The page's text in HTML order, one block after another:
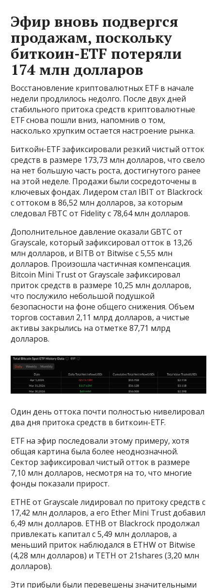
Эфир вновь подвергся
продажам, поскольку
биткоин-ETF потеряли
174 млн долларов
Восстановление криптовалютных ETF в начале
недели продлилось недолго. После двух дней
стабильного притока средств криптовалютные
ETF снова пошли вниз, напомнив о том,
насколько хрупким остается настроение рынка.
Биткойн-ETF зафиксировали резкий чистый отток
средств в размере 173,73 млн долларов, что свело
на нет большую часть роста, достигнутого ранее
на этой неделе. Продажи были сосредоточены в
ключевых фондах. Лидером стал IBIT от Blackrock
с оттоком в 86,52 млн долларов, за которым
следовал FBTC от Fidelity с 78,64 млн долларов.
Дополнительное давление оказали GBTC от
Grayscale, который зафиксировал отток в 13,26
млн долларов, и BITB от Bitwise с 5,55 млн
долларов. Произошла частичная компенсация.
Bitcoin Mini Trust от Grayscale зафиксировал
приток средств в размере 10,25 млн долларов,
что послужило небольшой подушкой
безопасности на фоне общего снижения. Объем
торгов составил 2,11 млрд долларов, а чистые
активы закрылись на отметке 87,71 млрд
долларов.
Один день оттока почти полностью нивелировал
два дня притока средств в биткоин-ETF.
ETF на эфир последовали этому примеру, хотя
общая картина была более неоднозначной.
Сектор зафиксировал чистый отток в размере
7,10 млн долларов, несмотря на то, что многие
фонды показали прирост.
ETHE от Grayscale лидировал по притоку средств с
17,42 млн долларов, а его Ether Mini Trust добавил
6,49 млн долларов. ETHB от Blackrock продолжал
привлекать капитал с 5,49 млн долларов, а
меньший приток наблюдался в ETHW от Bitwise
(4,28 млн долларов) и TETH от 21shares (3,20 млн
долларов).
Эти прибыли были перевешены значительными